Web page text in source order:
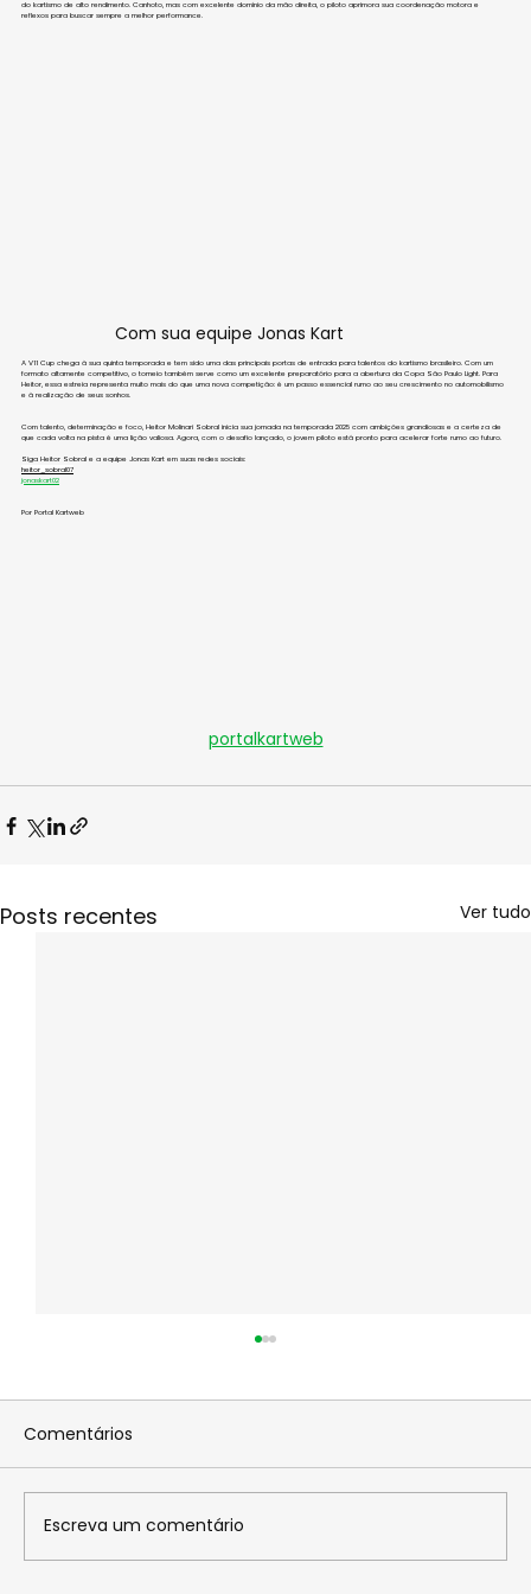
do kartismo de alto rendimento. Canhoto, mas com excelente domínio da mão direita, o piloto aprimora sua coordenação motora e
reflexos para buscar sempre a melhor performance.
Com sua equipe Jonas Kart
A V11 Cup chega à sua quinta temporada e tem sido uma das principais portas de entrada para talentos do kartismo brasileiro. Com um
formato altamente competitivo, o torneio também serve como um excelente preparatório para a abertura da Copa São Paulo Light. Para
Heitor, essa estreia representa muito mais do que uma nova competição: é um passo essencial rumo ao seu crescimento no automobilismo
e à realização de seus sonhos.
Com talento, determinação e foco, Heitor Molinari Sobral inicia sua jornada na temporada 2025 com ambições grandiosas e a certeza de
que cada volta na pista é uma lição valiosa. Agora, com o desafio lançado, o jovem piloto está pronto para acelerar forte rumo ao futuro.
Siga Heitor Sobral e a equipe Jonas Kart em suas redes sociais:
heitor_sobral07
jonaskart02
Por Portal Kartweb
portalkartweb
Posts recentes Ver tudo
Comentários
Escreva um comentário